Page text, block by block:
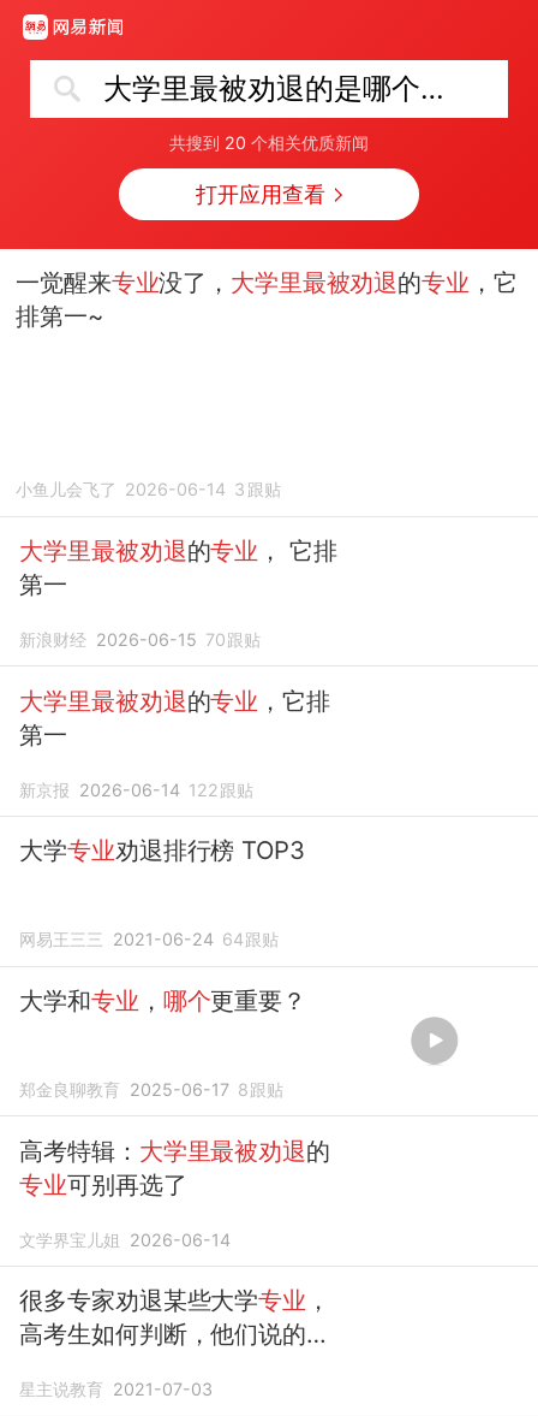
大学里最被劝退的是哪个专业
共搜到 20 个相关优质新闻
打开应用查看
一觉醒来专业没了， 大学里最被劝退的专业 ，它
排第一~
小鱼儿会飞了 2026-06-14 3 跟贴
大学里最被劝退的专业 ， 它排
第一
新浪财经 2026-06-15 70跟贴
大学里最被劝退的专业 ，它排
第一
新京报 2026-06-14 122跟贴
大学专业劝退排行榜 TOP3
网易王三三 2021-06-24 64跟贴
大学和专业 ， 哪个更重要？
郑金良聊教育 2025-06-17 8跟贴
高考特辑： 大学里最被劝退的
专业可别再选了
文学界宝儿姐 2026-06-14
很多专家劝退某些大学专业 ，
高考生如何判断，他们说的是
星主说教育 2021-07-03